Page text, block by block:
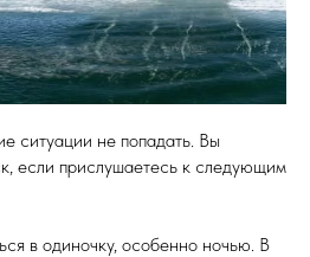
ситуации не попадать. Вы
если прислушаетесь к следующим
в одиночку, особенно ночью. В